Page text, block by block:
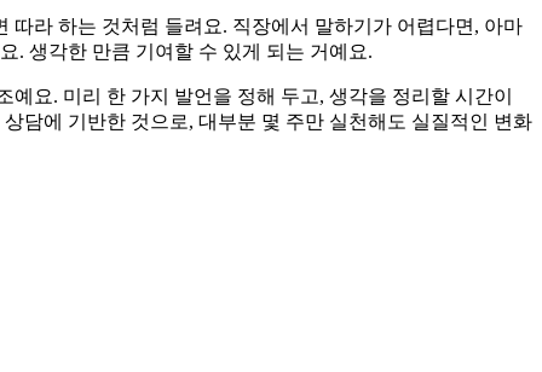
라 하는 것처럼 들려요. 직장에서 말하기가 어렵다면, 아마
. 생각한 만큼 기여할 수 있게 되는 거예요.
요. 미리 한 가지 발언을 정해 두고, 생각을 정리할 시간이
담에 기반한 것으로, 대부분 몇 주만 실천해도 실질적인 변화